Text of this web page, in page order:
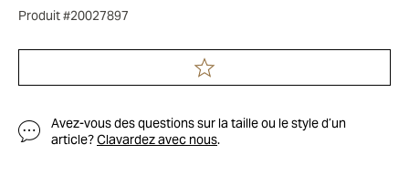
Produit #20027897
Avez-vous des questions sur la taille ou le style d’un
article?Clavardez avec nous.